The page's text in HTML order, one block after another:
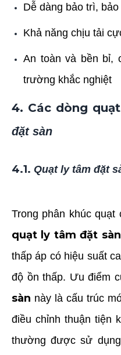
Dễ dàng bảo trì,
Khả năng chịu tải
An toàn và bền bỉ,
trường khắc nghiệt
4. Các dòng
đặt sàn
4.1. Quạt ly tâm đặt
Trong phân khúc
quạt ly tâm đặt sàn
thấp áp có hiệu suất
độ ồn thấp. Ưu điểm
sàn này là cấu trúc
điều chỉnh thuận tiện
thường được sử